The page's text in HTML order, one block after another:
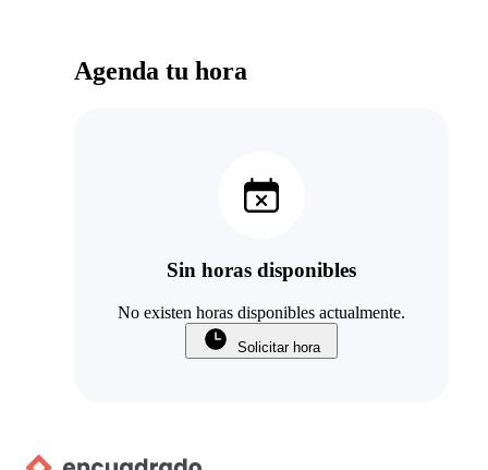
Agenda tu hora
Sin horas disponibles
No existen horas disponibles actualmente.
Solicitar hora